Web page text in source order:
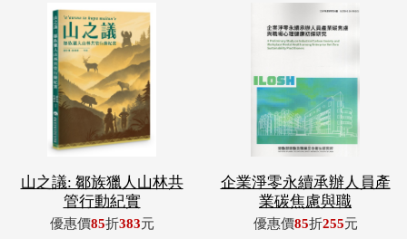
山之議: 鄒族獵人山林共
管行動紀實
優惠價85折383元
企業淨零永續承辦人員產
業碳焦慮與職
優惠價85折255元